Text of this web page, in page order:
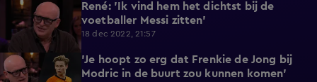
1:22
René: 'Ik vind hem het dichtst bij de
voetballer Messi zitten'
18 dec 2022, 21:57
2:59
'Je hoopt zo erg dat Frenkie de Jong bij
Modric in de buurt zou kunnen komen'